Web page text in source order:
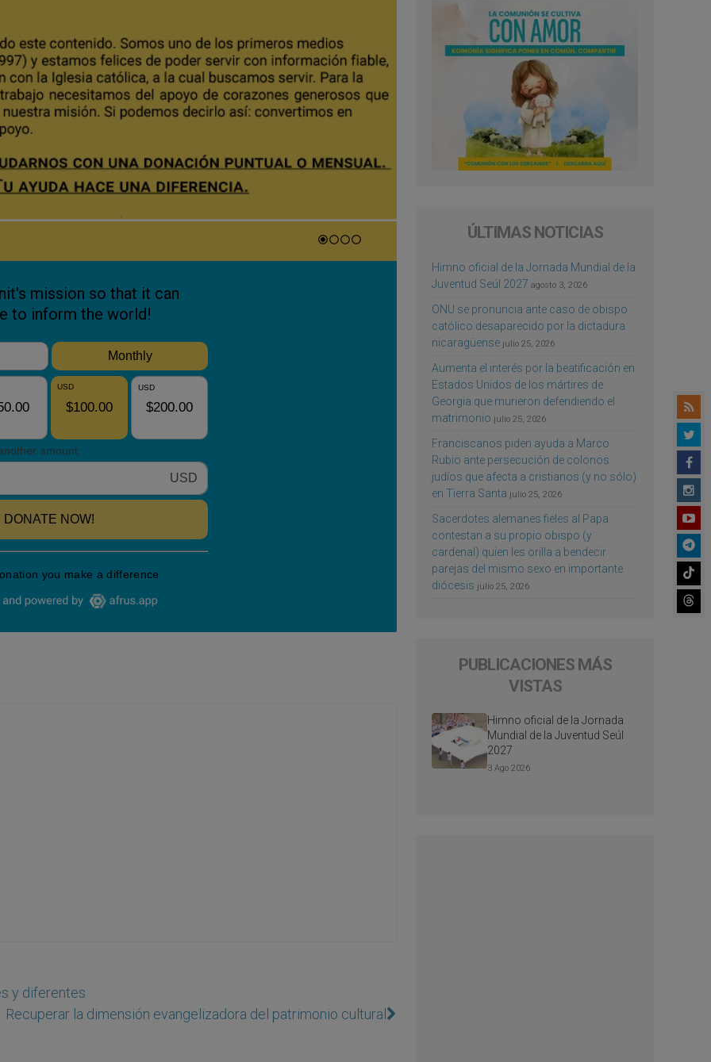
y diferentes
Recuperar la dimensión evangelizadora del patrimonio cultural
ÚLTIMAS NOTICIAS
Himno oficial de la Jornada Mundial de la
Juventud Seúl 2027 agosto 3, 2026
ONU se pronuncia ante caso de obispo
católico desaparecido por la dictadura
nicaragüense julio 25, 2026
Aumenta el interés por la beatificación en
Estados Unidos de los mártires de
Georgia que murieron defendiendo el
matrimonio julio 25, 2026
Franciscanos piden ayuda a Marco
Rubio ante persecución de colonos
judíos que afecta a cristianos (y no sólo)
en Tierra Santa julio 25, 2026
Sacerdotes alemanes fieles al Papa
contestan a su propio obispo (y
cardenal) quien les orilla a bendecir
parejas del mismo sexo en importante
diócesis julio 25, 2026
PUBLICACIONES MÁS
VISTAS
Himno oficial de la Jornada
Mundial de la Juventud Seúl
2027
3 Ago 2026